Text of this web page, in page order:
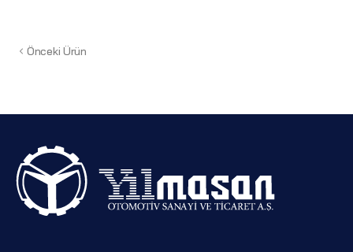
Önceki Ürün